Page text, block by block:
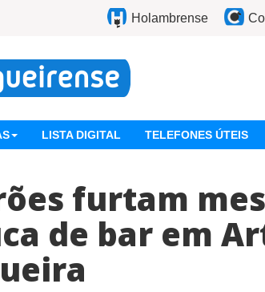
Holambrense
LISTA DIGITAL TELEFONES ÚTEIS
furtam
de bar em